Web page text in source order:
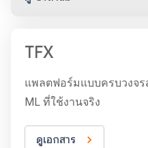
TFX
แพลตฟอร์มแบบครบวงจ
ML ที่ใช้งานจริง
ดูเอกสาร